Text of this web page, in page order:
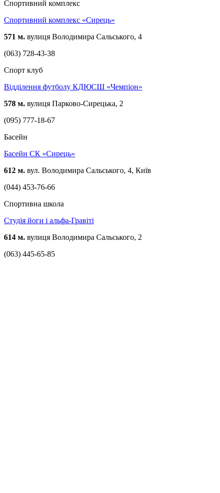
Спортивний комплекс
Спортивний комплекс «Сирець»
571 м. вулиця Володимира Сальського, 4
(063) 728-43-38
Спорт клуб
Відділення футболу КДЮСШ «Чемпіон»
578 м. вулиця Парково-Сирецька, 2
(095) 777-18-67
Басейн
Басейн СК «Сирець»
612 м. вул. Володимира Сальського, 4, Київ
(044) 453-76-66
Спортивна школа
Студія йоги і альфа-Гравіті
614 м. вулиця Володимира Сальського, 2
(063) 445-65-85